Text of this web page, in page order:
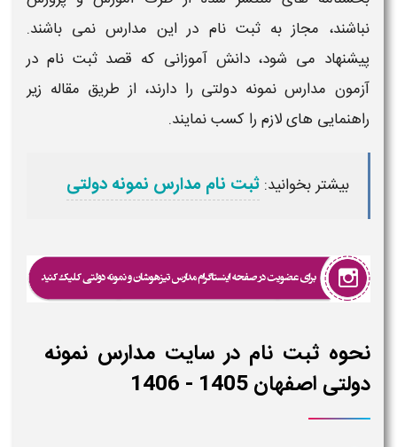
نباشند، مجاز به ثبت نام در این مدارس نمی باشند.
پیشنهاد می شود، دانش آموزانی که قصدثبت نام در
آزمون مدارس نمونه دولتی را دارند، از طریق مقاله زیر
راهنمایی های لازم را کسب نمایند.
بیشتر بخوانید: ثبت نام مدارس نمونه دولتی
نحوه ثبت نام در سایت مدارس نمونه
دولتی اصفهان 1405 - 1406